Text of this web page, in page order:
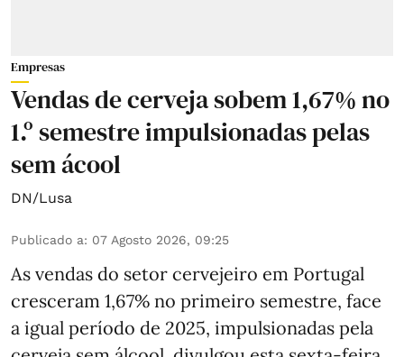
Empresas
Vendas de cerveja sobem 1,67% no
1.º semestre impulsionadas pelas
sem ácool
DN/Lusa
Publicado a: 07 Agosto 2026, 09:25
As vendas do setor cervejeiro em Portugal
cresceram 1,67% no primeiro semestre, face
a igual período de 2025, impulsionadas pela